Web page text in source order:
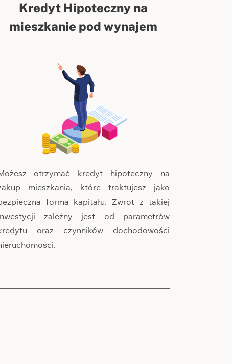
Kredyt Hipoteczny na
mieszkanie pod wynajem
otrzymać kredyt hipoteczny na
mieszkania, które traktujesz jako
forma kapitału. Zwrot z takiej
zależny jest od parametrów
oraz czynników dochodowości